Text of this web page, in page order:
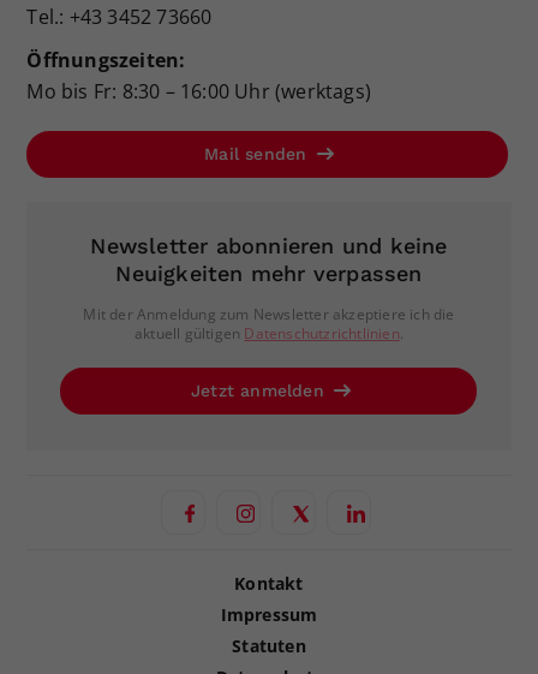
Tel.: +43 3452 73660
Öffnungszeiten:
Mo bis Fr: 8:30 – 16:00 Uhr (werktags)
Mail senden
Newsletter abonnieren und keine
Neuigkeiten mehr verpassen
Mit der Anmeldung zum Newsletter akzeptiere ich die
aktuell gültigen Datenschutzrichtlinien.
Jetzt anmelden
Kontakt
Impressum
Statuten